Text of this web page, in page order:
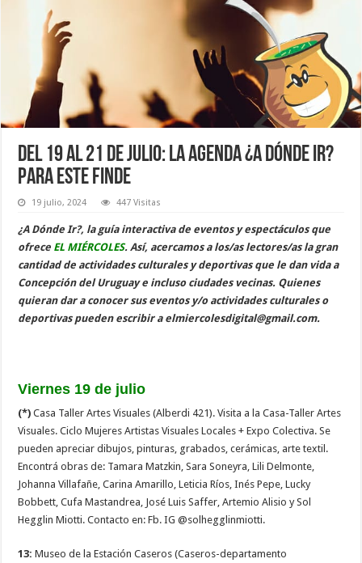
Del 19 al 21 de julio: la Agenda ¿A dónde ir?
para este finde
19 julio, 2024 447 Visitas
¿A Dónde Ir?, la guía interactiva de eventos y espectáculos que
ofrece EL MIÉRCOLES. Así, acercamos a los/as lectores/as la gran
cantidad de actividades culturales y deportivas que le dan vida a
Concepción del Uruguay e incluso ciudades vecinas. Quienes
quieran dar a conocer sus eventos y/o actividades culturales o
deportivas pueden escribir a elmiercolesdigital@gmail.com.
Viernes 19 de julio
(*) Casa Taller Artes Visuales (Alberdi 421). Visita a la Casa-Taller Artes
Visuales. Ciclo Mujeres Artistas Visuales Locales + Expo Colectiva. Se
pueden apreciar dibujos, pinturas, grabados, cerámicas, arte textil.
Encontrá obras de: Tamara Matzkin, Sara Soneyra, Lili Delmonte,
Johanna Villafañe, Carina Amarillo, Leticia Ríos, Inés Pepe, Lucky
Bobbett, Cufa Mastandrea, José Luis Saffer, Artemio Alisio y Sol
Hegglin Miotti. Contacto en: Fb. IG @solhegglinmiotti.
13: Museo de la Estación Caseros (Caseros-departamento